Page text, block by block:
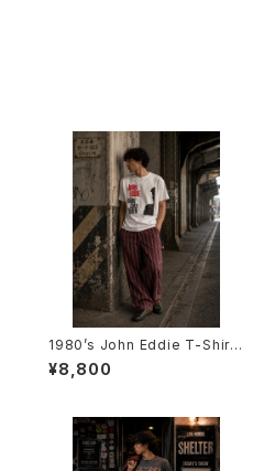
1980’s John Eddie T-Shirts
-1980年代 ジョン・エディTシャ
ツ-
¥8,800